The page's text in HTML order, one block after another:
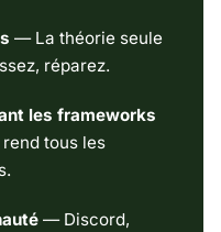
— La théorie seule
réparez.
les frameworks
tous les
— Discord,